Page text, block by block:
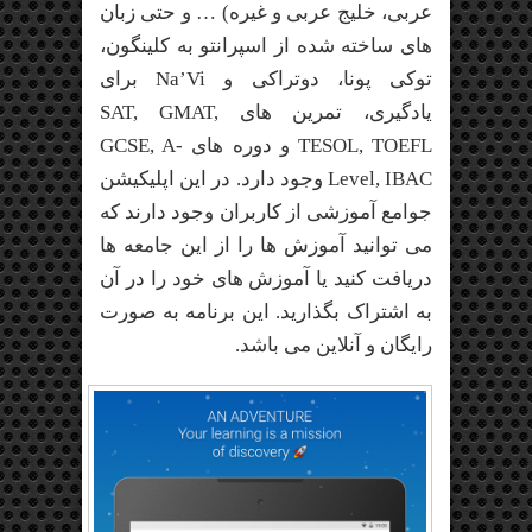
عربی، خلیج عربی و غیره) … و حتی زبان
های ساخته شده از اسپرانتو به کلینگون،
توکی پونا، دوتراکی و Na’Vi برای
یادگیری، تمرین های SAT, GMAT,
TESOL, TOEFL و دوره های GCSE, A-
Level, IBAC وجود دارد. در این اپلیکیشن
جوامع آموزشی از کاربران وجود دارند که
می توانید آموزش ها را از این جامعه ها
دریافت کنید یا آموزش های خود را در آن
به اشتراک بگذارید. این برنامه به صورت
رایگان و آنلاین می باشد.